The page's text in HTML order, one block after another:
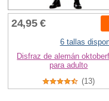
24,95 €
6 tallas
Disfraz de alemán
para adulto
(13)